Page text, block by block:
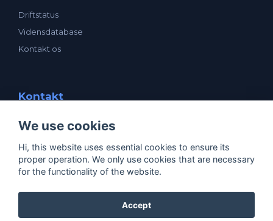
Driftstatus
Vidensdatabase
Kontakt os
Kontakt
enavn ApS
Mogensensvej 1
CVR: 25531205
support@enavn.dk
We use cookies
Hi, this website uses essential cookies to ensure its
proper operation. We only use cookies that are necessary
for the functionality of the website.
Accept